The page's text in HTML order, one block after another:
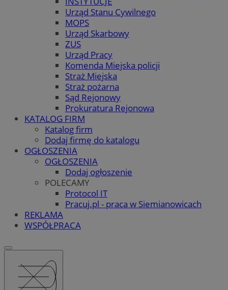
Urząd Stanu Cywilnego
MOPS
Urząd Skarbowy
ZUS
Urząd Pracy
Komenda Miejska policji
Straż Miejska
Straż pożarna
Sąd Rejonowy
Prokuratura Rejonowa
KATALOG FIRM
Katalog firm
Dodaj firmę do katalogu
OGŁOSZENIA
OGŁOSZENIA
Dodaj ogłoszenie
POLECAMY
Protocol IT
Pracuj.pl - praca w Siemianowicach
REKLAMA
WSPÓŁPRACA